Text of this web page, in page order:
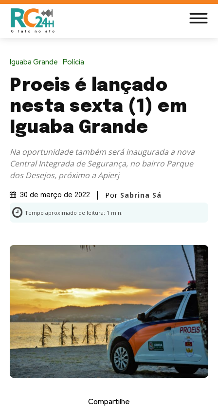
Iguaba Grande Polícia
Proeis é lançado
nesta sexta (1) em
Iguaba Grande
Na oportunidade também será inaugurada a nova
Central Integrada de Segurança, no bairro Parque
dos Desejos, próximo a Apierj
30 de março de 2022 Por Sabrina Sá
Tempo aproximado de leitura: 1 min.
Compartilhe